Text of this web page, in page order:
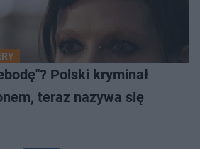
Polski kryminał
teraz nazywa się